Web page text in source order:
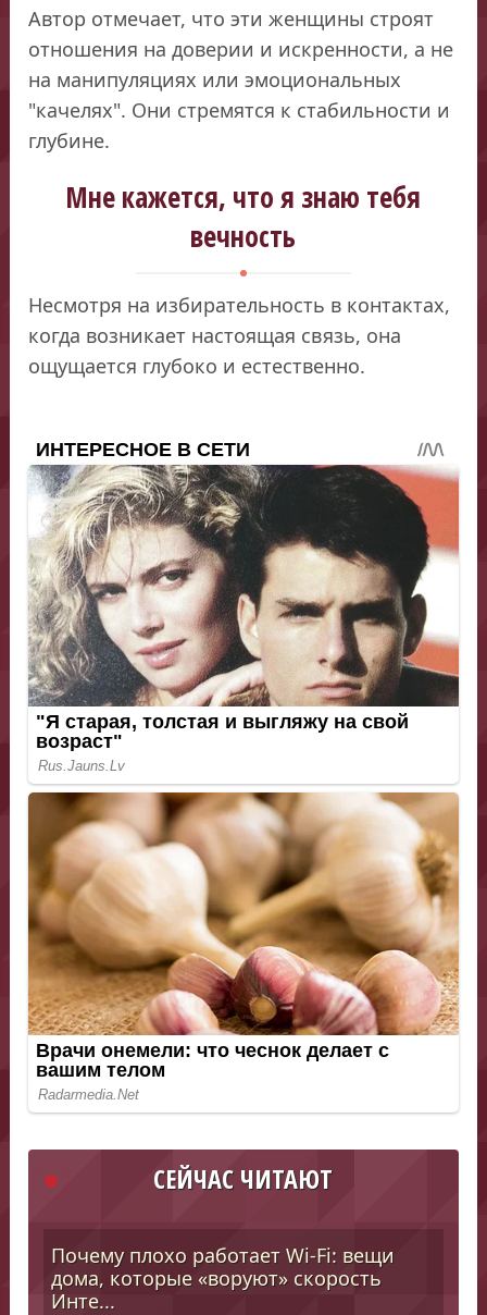
Автор отмечает, что эти женщины строят
отношения на доверии и искренности, а не
на манипуляциях или эмоциональных
"качелях". Они стремятся к стабильности и
глубине.
Мне кажется, что я знаю тебя
вечность
Несмотря на избирательность в контактах,
когда возникает настоящая связь, она
ощущается глубоко и естественно.
СЕЙЧАС ЧИТАЮТ
Почему плохо работает Wi-Fi: вещи
дома, которые «воруют» скорость
Инте...